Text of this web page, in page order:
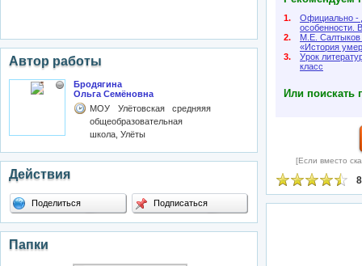
Автор работы
Бродягина
Ольга Семёновна
МОУ Улётовская средняяя
общеобразовательная
школа, Улёты
Действия
Поделиться Подписаться
Папки
1.
Официально -
особенности.
2.
М.Е. Салтыков
«История
3.
Урок
класс
Или поискать
[Если вместо